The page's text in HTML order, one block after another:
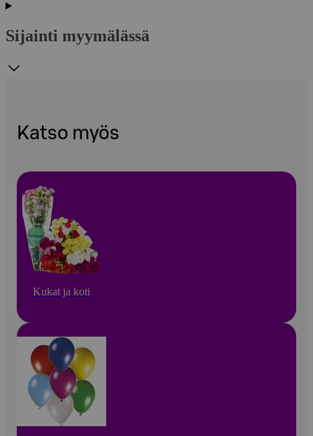
Sijainti myymälässä
Katso myös
Kukat ja koti